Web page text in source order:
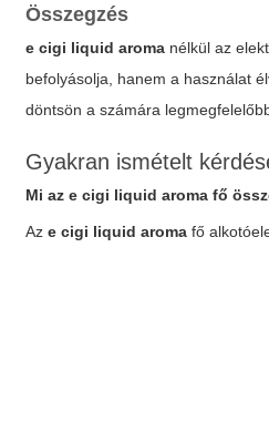
Összegzés
e cigi liquid aroma nélkül az
befolyásolja, hanem a használat
döntsön a számára
Gyakran ismételt
Mi aze cigi liquid aroma fő
Aze cigi liquid aroma fő